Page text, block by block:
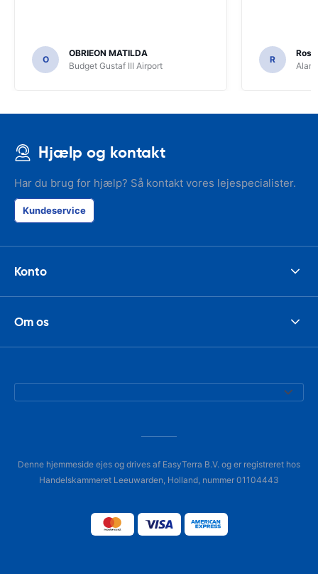
O
OBRIEON MATILDA
Budget Gustaf III Airport
R
Hjælp og kontakt
Har du brug for hjælp? Så kontakt vores lejespecialister.
Kundeservice
Konto
Om os
Denne hjemmeside ejes og drives af EasyTerra B.V. og er registreret hos
Handelskammeret Leeuwarden, Holland, nummer 01104443